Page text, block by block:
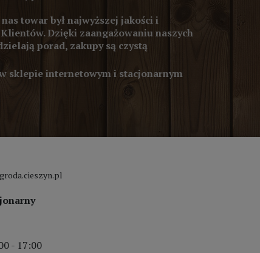
towar był najwyższej jakości i
Dzięki zaangażowaniu naszych
porad, zakupy są czystą
sklepie internetowym i stacjonarnym
- 17:00